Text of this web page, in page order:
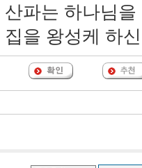
파는 하나님
을 왕성케 하